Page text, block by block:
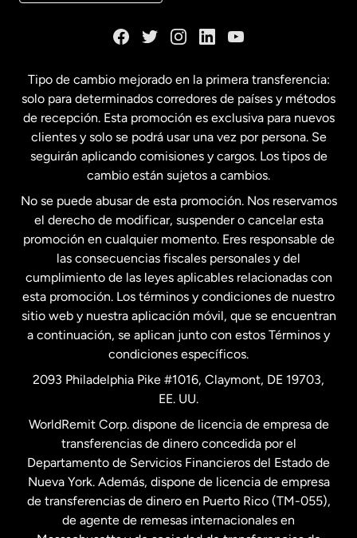
Estados Unidos English
Estados Unidos Español
Francia
Malasia
Nueva Zelanda
Países Bajos
Suecia
Tipo de cambio mejorado en la primera transferencia:
solo para determinados corredores de países y métodos
de recepción. Esta promoción es exclusiva para nuevos
clientes y solo se podrá usar una vez por persona. Se
seguirán aplicando comisiones y cargos. Los tipos de
cambio están sujetos a cambios.
No se puede abusar de esta promoción. Nos reservamos
el derecho de modificar, suspender o cancelar esta
promoción en cualquier momento. Eres responsable de
las consecuencias fiscales personales y del
cumplimiento de las leyes aplicables relacionadas con
esta promoción. Los términos y condiciones de nuestro
sitio web y nuestra aplicación móvil, que se encuentran
a continuación, se aplican junto con estos Términos y
condiciones específicos.
2093 Philadelphia Pike #1016, Claymont, DE 19703,
EE. UU.
WorldRemit Corp. dispone de licencia de empresa de
transferencias de dinero concedida por el
Departamento de Servicios Financieros del Estado de
Nueva York. Además, dispone de licencia de empresa
de transferencias de dinero en Puerto Rico (TM-055),
de agente de remesas internacionales en